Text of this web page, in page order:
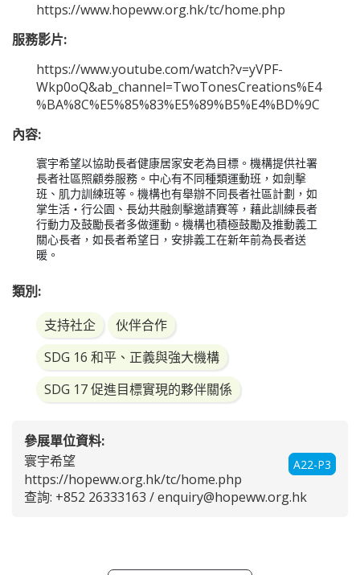
https://www.hopeww.org.hk/tc/home.php
服務影片:
https://www.youtube.com/watch?v=yVPF-
Wkp0oQ&ab_channel=TwoTonesCreations%E4
%BA%8C%E5%85%83%E5%89%B5%E4%BD%9C
內容:
寰宇希望以協助長者健康居家安老為目標。機構提供社署
長者社區照顧劵服務。中心有不同種類運動班，如劍擊
班、肌力訓練班等。機構也有舉辦不同長者社區計劃，如
掌生活‧行公園、長幼共融劍擊邀請賽等，藉此訓練長者
行動力及鼓勵長者多做運動。機構也積極鼓勵及推動義工
關心長者，如長者希望日，安排義工在新年前為長者送
暖。
類別:
支持社企
伙伴合作
SDG 16 和平、正義與強大機構
SDG 17 促進目標實現的夥伴關係
參展單位資料:
A22-P3
寰宇希望
https://hopeww.org.hk/tc/home.php
查詢: +852 26333163 /enquiry@hopeww.org.hk